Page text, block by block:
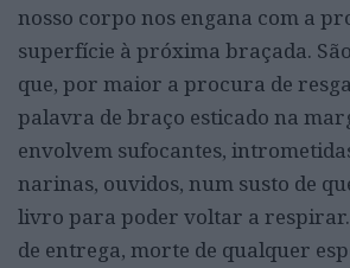
nosso corpo nos engana com a
superfície à próxima braçada.
que, por maior a procura de
palavra de braço esticado na
envolvem sufocantes,
narinas, ouvidos, num susto de
livro para poder voltar a respirar.
de entrega, morte de qualquer